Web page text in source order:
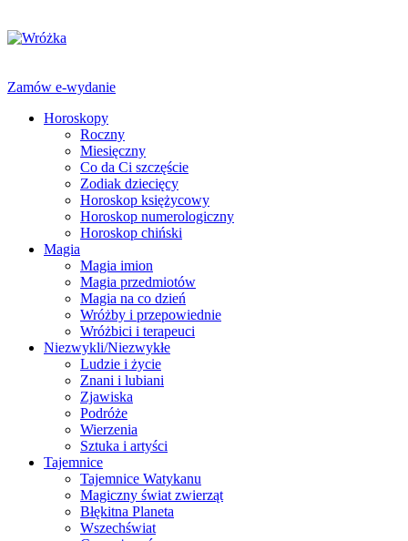
Zamów e-wydanie
Horoskopy
Roczny
Miesięczny
Co da Ci szczęście
Zodiak dziecięcy
Horoskop księżycowy
Horoskop numerologiczny
Horoskop chiński
Magia
Magia imion
Magia przedmiotów
Magia na co dzień
Wróżby i przepowiednie
Wróżbici i terapeuci
Niezwykli/Niezwykłe
Ludzie i życie
Znani i lubiani
Zjawiska
Podróże
Wierzenia
Sztuka i artyści
Tajemnice
Tajemnice Watykanu
Magiczny świat zwierząt
Błękitna Planeta
Wszechświat